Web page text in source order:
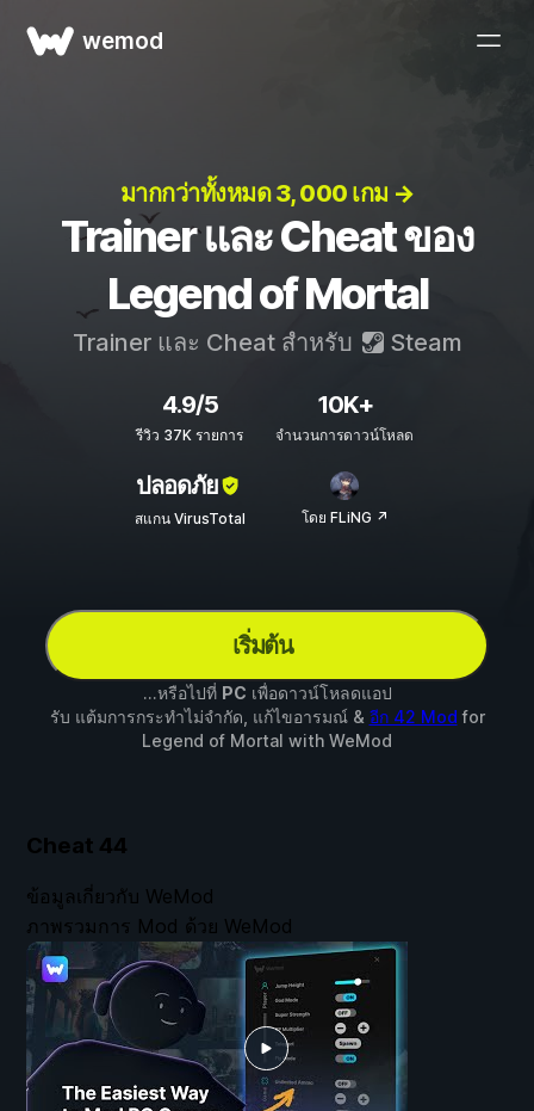
wemod
มากกว่าทั้งหมด 3, 000 เกม →
Trainer และ Cheat ของ
Legend of Mortal
Trainer และ Cheat สำหรับ Steam
4.9/5
รีวิว 37K รายการ
10K+
จำนวนการดาวน์โหลด
ปลอดภัย
สแกน VirusTotal โดย FLiNG ↗
เริ่มต้น
...หรือไปที่ PC เพื่อดาวน์โหลดแอป
รับ แต้มการกระทำไม่จำกัด, แก้ไขอารมณ์ & อีก 42 Mod for
Legend of Mortal with WeMod
Cheat 44
ข้อมูลเกี่ยวกับ WeMod
ภาพรวมการ Mod ด้วย WeMod